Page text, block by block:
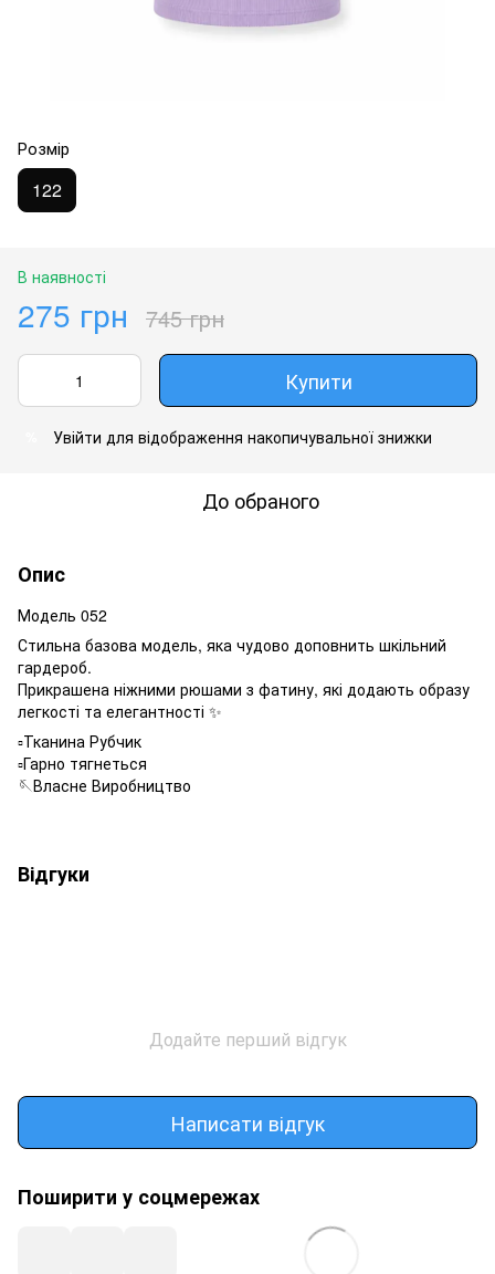
Розмір
122
В наявності
275 грн 745 грн
Купити
Увійти для відображення накопичувальної знижки
До обраного
Опис
Модель 052
Стильна базова модель, яка чудово доповнить шкільний
гардероб.
Прикрашена ніжними рюшами з фатину, які додають образу
легкості та елегантності ✨
▫️Тканина Рубчик
▫️Гарно тягнеться
🪡Власне Виробництво
Відгуки
Додайте перший відгук
Написати відгук
Поширити у соцмережах